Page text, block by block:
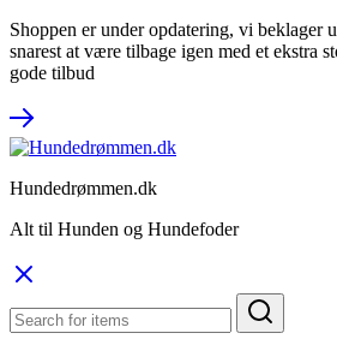
Shoppen er under opdatering, vi beklager
snarest at være tilbage igen med et ekstra
gode tilbud
Hundedrømmen.dk
Alt til Hunden og Hundefoder